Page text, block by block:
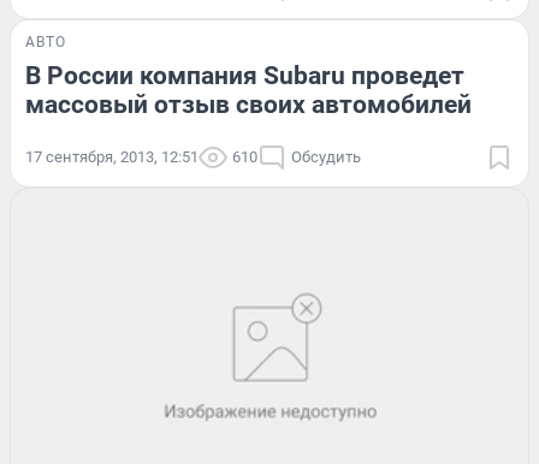
АВТО
В России компания Subaru проведет
массовый отзыв своих автомобилей
17 сентября, 2013, 12:51 610 Обсудить